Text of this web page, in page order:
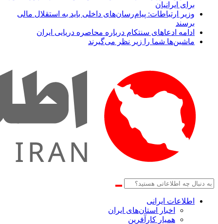
برای ایرانیان
وزیر ارتباطات: پیام‌رسان‌های داخلی باید به استقلال مالی
برسند
ادامه ادعاهای سنتکام درباره محاصره دریایی ایران
ماشین‌ها شما را زیر نظر می‌گیرند
اطلاعات‌ ‎ایرانی
اخبار استان‌های ایران
همیار کارآفرین